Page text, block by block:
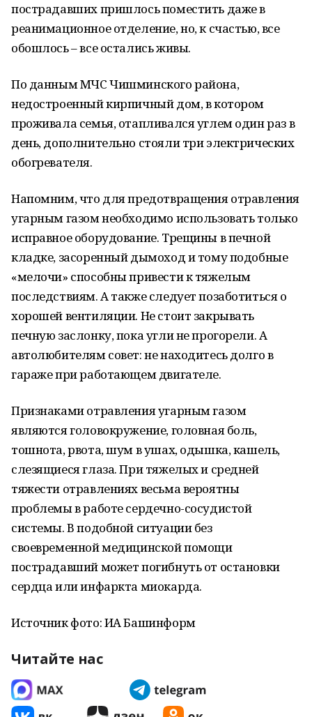
пострадавших пришлось поместить даже в
реанимационное отделение, но, к счастью, все
обошлось – все остались живы.
По данным МЧС Чишминского района,
недостроенный кирпичный дом, в котором
проживала семья, отапливался углем один раз в
день, дополнительно стояли три электрических
обогревателя.
Напомним, что для предотвращения отравления
угарным газом необходимо использовать только
исправное оборудование. Трещины в печной
кладке, засоренный дымоход и тому подобные
«мелочи» способны привести к тяжелым
последствиям. А также следует позаботиться о
хорошей вентиляции. Не стоит закрывать
печную заслонку, пока угли не прогорели. А
автолюбителям совет: не находитесь долго в
гараже при работающем двигателе.
Признаками отравления угарным газом
являются головокружение, головная боль,
тошнота, рвота, шум в ушах, одышка, кашель,
слезящиеся глаза. При тяжелых и средней
тяжести отравлениях весьма вероятны
проблемы в работе сердечно­-сосудистой
системы. В подобной ситуации без
своевременной медицинской помощи
пострадавший может погибнуть от остановки
сердца или инфаркта миокарда.
Источник фото: ИА Башинформ
Читайте нас